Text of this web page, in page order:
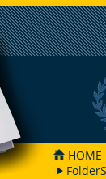
HOME